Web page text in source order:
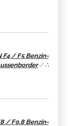
F4 / F5 Benzin-
/∴
/ F9.8 Benzin-